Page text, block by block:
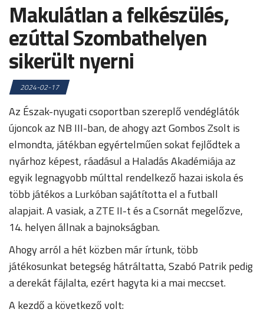
Makulátlan a felkészülés,
ezúttal Szombathelyen
sikerült nyerni
2024-02-17
Az Észak-nyugati csoportban szereplő vendéglátók
újoncok az NB III-ban, de ahogy azt Gombos Zsolt is
elmondta, játékban egyértelműen sokat fejlődtek a
nyárhoz képest, ráadásul a Haladás Akadémiája az
egyik legnagyobb múlttal rendelkező hazai iskola és
több játékos a Lurkóban sajátította el a futball
alapjait. A vasiak, a ZTE II-t és a Csornát megelőzve,
14. helyen állnak a bajnokságban.
Ahogy arról a hét közben már írtunk, több
játékosunkat betegség hátráltatta, Szabó Patrik pedig
a derekát fájlalta, ezért hagyta ki a mai meccset.
A kezdő a következő volt: